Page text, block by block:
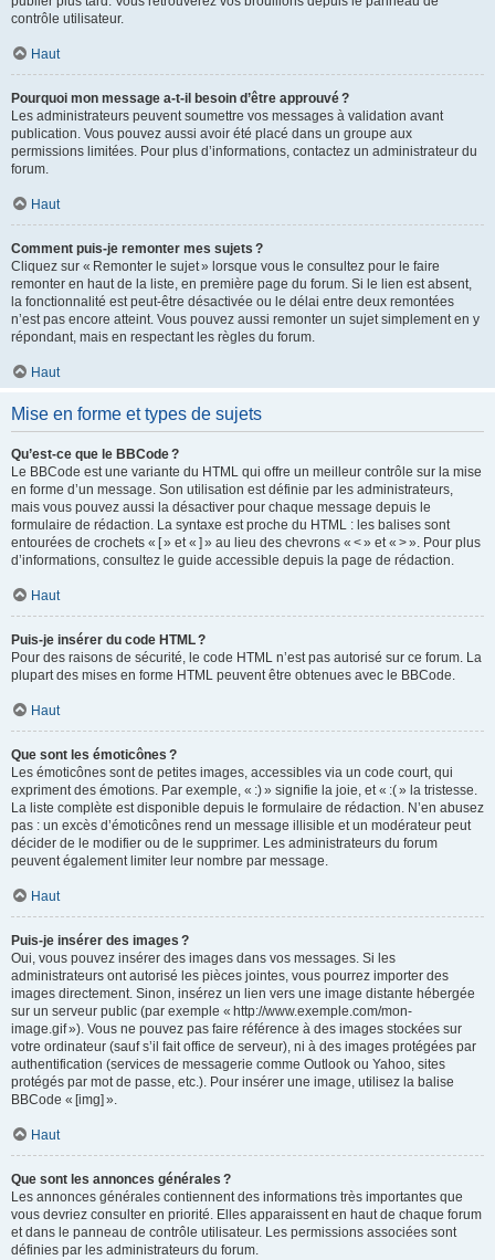
contrôle utilisateur.
Haut
Pourquoi mon message a-t-il besoin d’être approuvé ?
Les administrateurs peuvent soumettre vos messages à validation avant
publication. Vous pouvez aussi avoir été placé dans un groupe aux
permissions limitées. Pour plus d’informations, contactez un administrateur du
forum.
Haut
Comment puis-je remonter mes sujets ?
Cliquez sur « Remonter le sujet » lorsque vous le consultez pour le faire
remonter en haut de la liste, en première page du forum. Si le lien est absent,
la fonctionnalité est peut-être désactivée ou le délai entre deux remontées
n’est pas encore atteint. Vous pouvez aussi remonter un sujet simplement en y
répondant, mais en respectant les règles du forum.
Haut
Mise en forme et types de sujets
Qu’est-ce que le BBCode ?
Le BBCode est une variante du HTML qui offre un meilleur contrôle sur la mise
en forme d’un message. Son utilisation est définie par les administrateurs,
mais vous pouvez aussi la désactiver pour chaque message depuis le
formulaire de rédaction. La syntaxe est proche du HTML : les balises sont
entourées de crochets « [ » et « ] » au lieu des chevrons « < » et « > ». Pour plus
d’informations, consultez le guide accessible depuis la page de rédaction.
Haut
Puis-je insérer du code HTML ?
Pour des raisons de sécurité, le code HTML n’est pas autorisé sur ce forum. La
plupart des mises en forme HTML peuvent être obtenues avec le BBCode.
Haut
Que sont les émoticônes ?
Les émoticônes sont de petites images, accessibles via un code court, qui
expriment des émotions. Par exemple, « :) » signifie la joie, et « :( » la tristesse.
La liste complète est disponible depuis le formulaire de rédaction. N’en abusez
pas : un excès d’émoticônes rend un message illisible et un modérateur peut
décider de le modifier ou de le supprimer. Les administrateurs du forum
peuvent également limiter leur nombre par message.
Haut
Puis-je insérer des images ?
Oui, vous pouvez insérer des images dans vos messages. Si les
administrateurs ont autorisé les pièces jointes, vous pourrez importer des
images directement. Sinon, insérez un lien vers une image distante hébergée
sur un serveur public (par exemple « http://www.exemple.com/mon-
image.gif »). Vous ne pouvez pas faire référence à des images stockées sur
votre ordinateur (sauf s’il fait office de serveur), ni à des images protégées par
authentification (services de messagerie comme Outlook ou Yahoo, sites
protégés par mot de passe, etc.). Pour insérer une image, utilisez la balise
BBCode « [img] ».
Haut
Que sont les annonces générales ?
Les annonces générales contiennent des informations très importantes que
vous devriez consulter en priorité. Elles apparaissent en haut de chaque forum
et dans le panneau de contrôle utilisateur. Les permissions associées sont
définies par les administrateurs du forum.